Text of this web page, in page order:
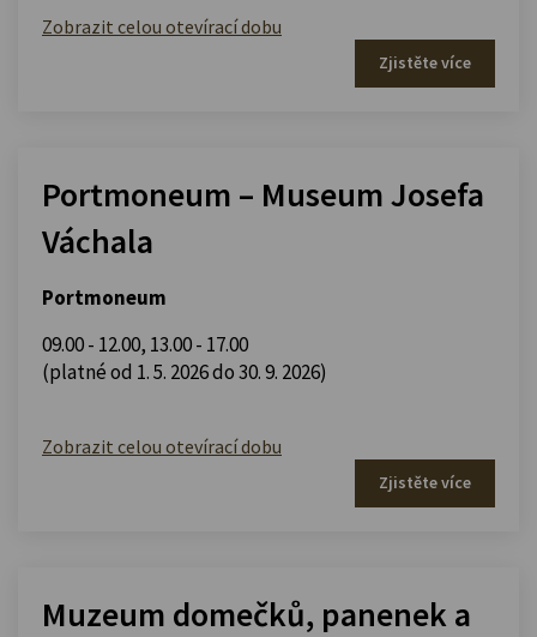
Zobrazit celou otevírací dobu
Zjistěte více
Portmoneum – Museum Josefa
Váchala
Portmoneum
09.00 - 12.00, 13.00 - 17.00
(platné od 1. 5. 2026 do 30. 9. 2026)
Zobrazit celou otevírací dobu
Zjistěte více
Muzeum domečků, panenek a